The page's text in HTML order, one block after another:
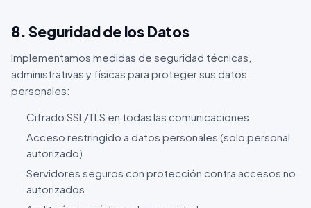
8. Seguridad de los Datos
Implementamos medidas de seguridad técnicas,
administrativas y físicas para proteger sus datos
personales:
Cifrado SSL/TLS en todas las comunicaciones
Acceso restringido a datos personales (solo personal
autorizado)
Servidores seguros con protección contra accesos no
autorizados